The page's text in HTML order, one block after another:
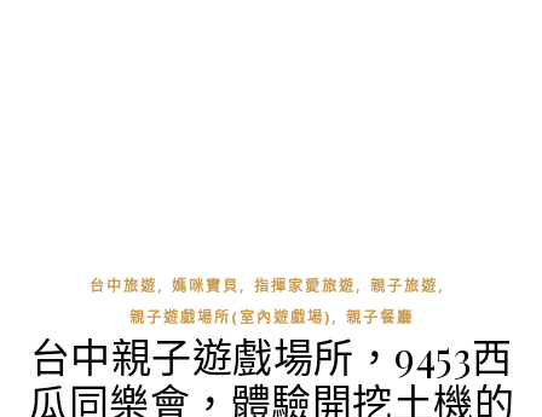
台中旅遊, 媽咪寶貝, 指揮家愛旅遊, 親子旅遊,
親子遊戲場所(室內遊戲場), 親子餐廳
台中親子遊戲場所，9453西
瓜同樂會，體驗開挖土機的